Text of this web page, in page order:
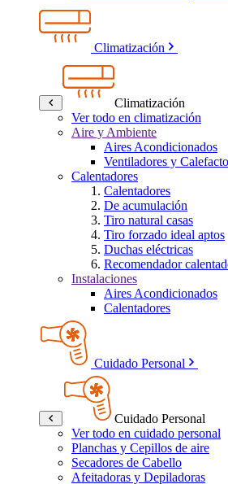
Climatización
Climatización
Ver todo en climatización
Aire y Ambiente
Aires Acondicionados
Ventiladores y
Calentadores
Calentadores
De acumulación
Tiro natural casas
Tiro forzado ideal aptos
Duchas eléctricas
Recomendador
Instalaciones
Aires Acondicionados
Calentadores
Cuidado Personal
Cuidado Personal
Ver todo en cuidado personal
Planchas y Cepillos de aire
Secadores de Cabello
Afeitadoras y Depiladoras